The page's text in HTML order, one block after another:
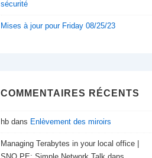
sécurité
Mises à jour pour Friday 08/25/23
COMMENTAIRES RÉCENTS
hb dans Enlèvement des miroirs
Managing Terabytes in your local office |